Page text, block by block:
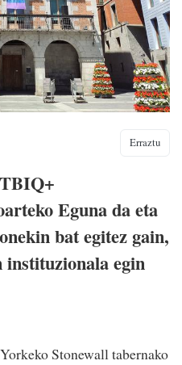
Erraztu
Eguna da eta
bat egitez gain,
instituzionala egin
Stonewall tabernako